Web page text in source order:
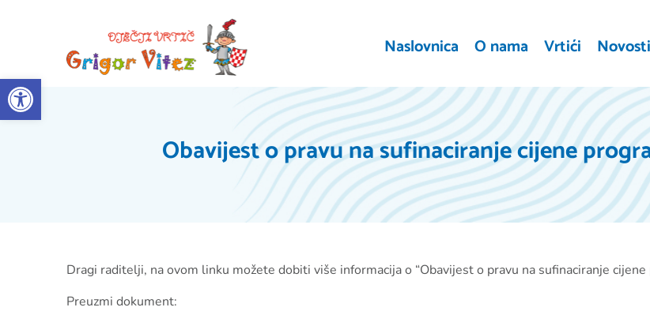
Open toolbar
Naslovnica O nama Vrtići Novosti
Obavijest o pravu na sufinaciranje cijene
Dragi raditelji, na ovom linku možete dobiti više informacija o “Obavijest o pravu na sufinaciranje
Preuzmi dokument: